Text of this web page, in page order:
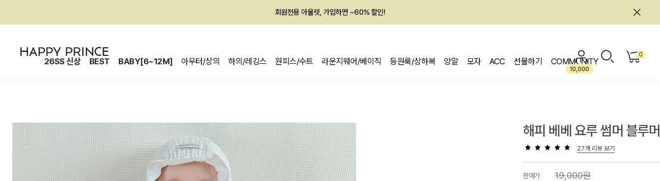
회원전용 아울렛, 가입하면 ~60% 할인!
26SS 신상 BEST BABY[6~12M] 아우터/상의 하의/레깅스 원피스/수트 라운지웨어/베이직 등원룩/상하복 양말 모자 ACC 선물하기 COMMUNITY
10,000
0
해피 베베 요루 썸머 블루머
27개 리뷰 보기
판매가 19,000원